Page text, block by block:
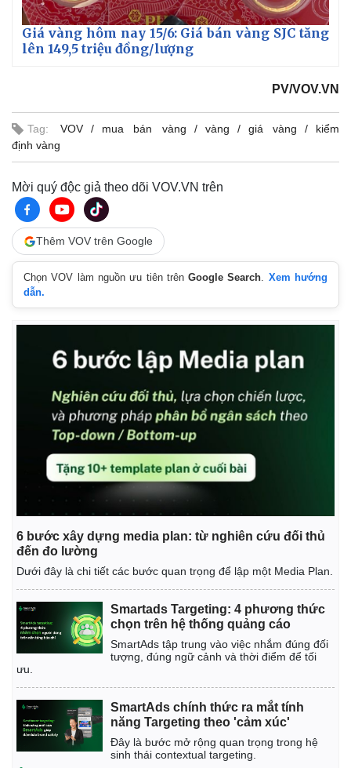
Bất động sản
Giá vàng
Tỷ giá
Chứng khoán
Giá cà phê
Giá vàng hôm nay 15/6: Giá bán vàng SJC tăng
lên 149,5 triệu đồng/lượng
PV/VOV.VN
Tag: VOV mua bán vàng vàng giá vàng
kiểm
định vàng
Mời quý độc giả theo dõi VOV.VN trên
Thêm VOV trên Google
Chọn VOV làm nguồn ưu tiên trênGoogle Search. Xem hướng
dẫn.
6 bước xây dựng media plan: từ nghiên cứu đối thủ
đến đo lường
Dưới đây là chi tiết các bước quan trọng để lập một Media Plan.
Smartads Targeting: 4 phương thức
chọn trên hệ thống quảng cáo
SmartAds tập trung vào việc nhắm đúng đối
tượng, đúng ngữ cảnh và thời điểm để tối
ưu.
SmartAds chính thức ra mắt tính
năng Targeting theo 'cảm xúc'
Đây là bước mở rộng quan trọng trong hệ
sinh thái contextual targeting.